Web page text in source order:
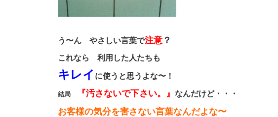
う〜ん やさしい言葉で注意 ？
これなら 利用した人たちも
キレイ に使うと思うよな〜！
結局 『汚さないで下さい。』 なんだけど・・・
お客様の気分を害さない言葉なんだよな〜